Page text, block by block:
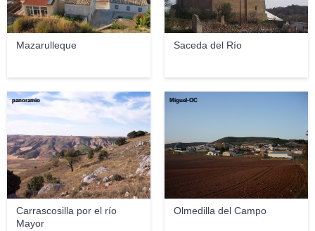
Mazarulleque Saceda del Río
Carrascosilla por el río
Mayor
panoramio
Olmedilla del Campo
Miguel-OC